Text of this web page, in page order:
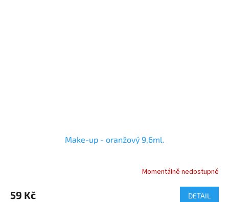
Make-up - oranžový 9,6ml.
Momentálně nedostupné
59 Kč DETAIL